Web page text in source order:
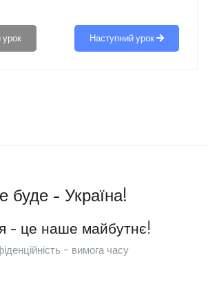
Наступний урок
буде - Україна!
- це наше майбутнє!
- вимога часу